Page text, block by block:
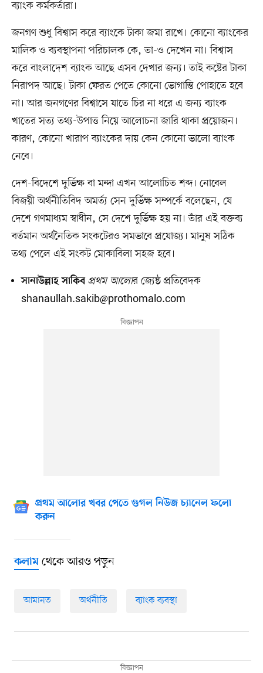
ব্যাংক কর্মকর্তারা।
জনগণ শুধু বিশ্বাস করে ব্যাংকে টাকা জমা রাখে। কোনো ব্যাংকের
মালিক ও ব্যবস্থাপনা পরিচালক কে, তা-ও দেখেন না। বিশ্বাস
করে বাংলাদেশ ব্যাংক আছে এসব দেখার জন্য। তাই কষ্টের টাকা
নিরাপদ আছে। টাকা ফেরত পেতে কোনো ভোগান্তি পোহাতে হবে
না। আর জনগণের বিশ্বাসে যাতে চির না ধরে এ জন্য ব্যাংক
খাতের সত্য তথ্য-উপাত্ত নিয়ে আলোচনা জারি থাকা প্রয়োজন।
কারণ, কোনো খারাপ ব্যাংকের দায় কেন কোনো ভালো ব্যাংক
নেবে।
দেশ-বিদেশে দুর্ভিক্ষ বা মন্দা এখন আলোচিত শব্দ। নোবেল
বিজয়ী অর্থনীতিবিদ অমর্ত্য সেন দুর্ভিক্ষ সম্পর্কে বলেছেন, যে
দেশে গণমাধ্যম স্বাধীন, সে দেশে দুর্ভিক্ষ হয় না। তাঁর এই বক্তব্য
বর্তমান অর্থনৈতিক সংকটেরও সমভাবে প্রযোজ্য। মানুষ সঠিক
তথ্য পেলে এই সংকট মোকাবিলা সহজ হবে।
সানাউল্লাহ সাকিব প্রথম আলোর জ্যেষ্ঠ প্রতিবেদক
shanaullah.sakib@prothomalo.com
প্রথম আলোর খবর পেতে গুগল নিউজ চ্যানেল ফলো
করুন
কলামথেকে আরও পড়ুন
আমানত অর্থনীতি ব্যাংক ব্যবস্থা